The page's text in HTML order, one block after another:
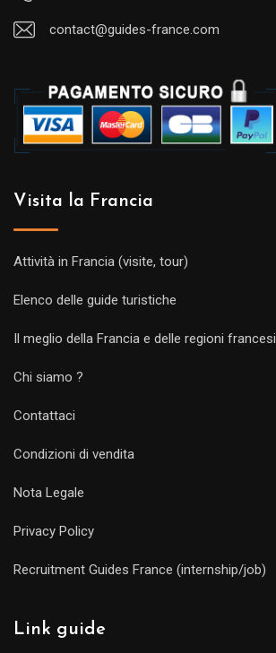
contact@guides-france.com
Visita la Francia
Attività in Francia (visite, tour)
Elenco delle guide turistiche
Il meglio della Francia e delle regioni francesi
Chi siamo ?
Contattaci
Condizioni di vendita
Nota Legale
Privacy Policy
Recruitment Guides France (internship/job)
Link guide